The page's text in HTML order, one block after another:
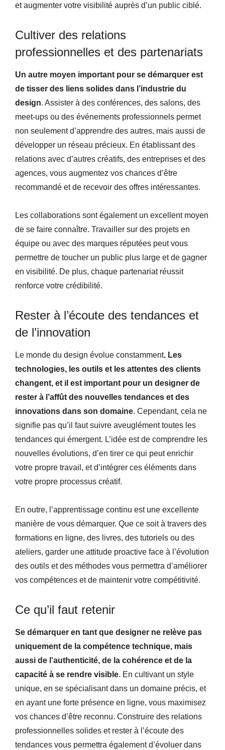
et augmenter votre visibilité auprès d’un public ciblé.
Cultiver des relations
professionnelles et des partenariats
Un autre moyen important pour se démarquer est
de tisser des liens solides dans l’industrie du
design. Assister à des conférences, des salons, des
meet-ups ou des événements professionnels permet
non seulement d’apprendre des autres, mais aussi de
développer un réseau précieux. En établissant des
relations avec d’autres créatifs, des entreprises et des
agences, vous augmentez vos chances d’être
recommandé et de recevoir des offres intéressantes.
Les collaborations sont également un excellent moyen
de se faire connaître. Travailler sur des projets en
équipe ou avec des marques réputées peut vous
permettre de toucher un public plus large et de gagner
en visibilité. De plus, chaque partenariat réussit
renforce votre crédibilité.
Rester à l’écoute des tendances et
de l’innovation
Le monde du design évolue constamment. Les
technologies, les outils et les attentes des clients
changent, et il est important pour un designer de
rester à l’affût des nouvelles tendances et des
innovations dans son domaine. Cependant, cela ne
signifie pas qu’il faut suivre aveuglément toutes les
tendances qui émergent. L’idée est de comprendre les
nouvelles évolutions, d’en tirer ce qui peut enrichir
votre propre travail, et d’intégrer ces éléments dans
votre propre processus créatif.
En outre, l’apprentissage continu est une excellente
manière de vous démarquer. Que ce soit à travers des
formations en ligne, des livres, des tutoriels ou des
ateliers, garder une attitude proactive face à l’évolution
des outils et des méthodes vous permettra d’améliorer
vos compétences et de maintenir votre compétitivité.
Ce qu’il faut retenir
Se démarquer en tant que designer ne relève pas
uniquement de la compétence technique, mais
aussi de l’authenticité, de la cohérence et de la
capacité à se rendre visible. En cultivant un style
unique, en se spécialisant dans un domaine précis, et
en ayant une forte présence en ligne, vous maximisez
vos chances d’être reconnu. Construire des relations
professionnelles solides et rester à l’écoute des
tendances vous permettra également d’évoluer dans